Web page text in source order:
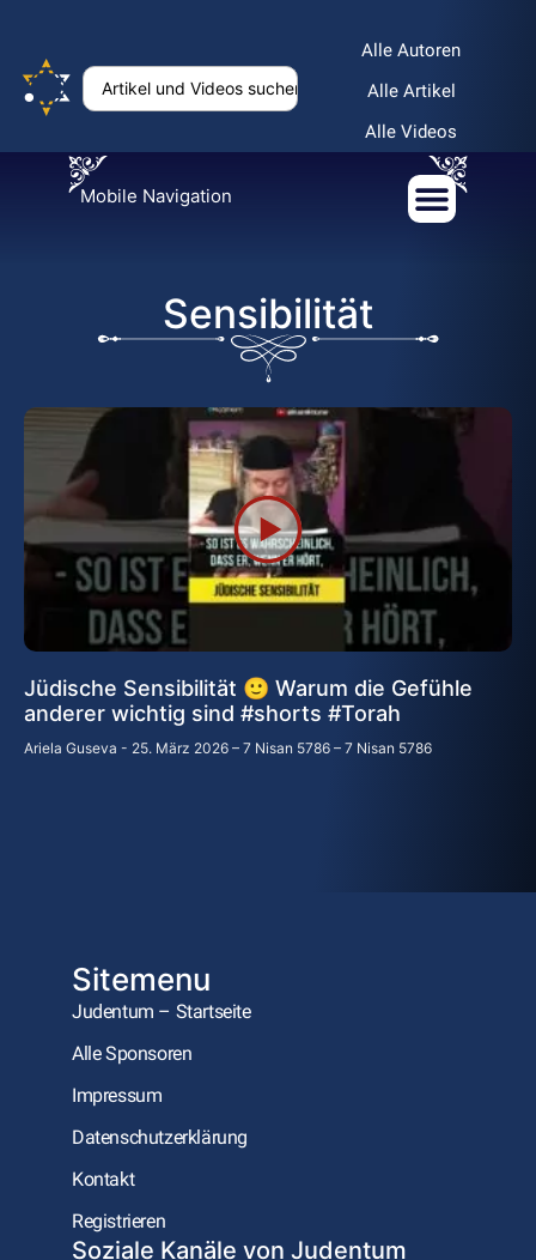
Alle Autoren
Alle Artikel
Alle Videos
Mobile Navigation
Sensibilität
Jüdische Sensibilität 🙂 Warum die Gefühle
anderer wichtig sind #shorts #Torah
Ariela Guseva 25. März 2026 – 7 Nisan 5786 – 7 Nisan 5786
Sitemenu
Judentum – Startseite
Alle Sponsoren
Impressum
Datenschutzerklärung
Kontakt
Registrieren
Soziale Kanäle von Judentum